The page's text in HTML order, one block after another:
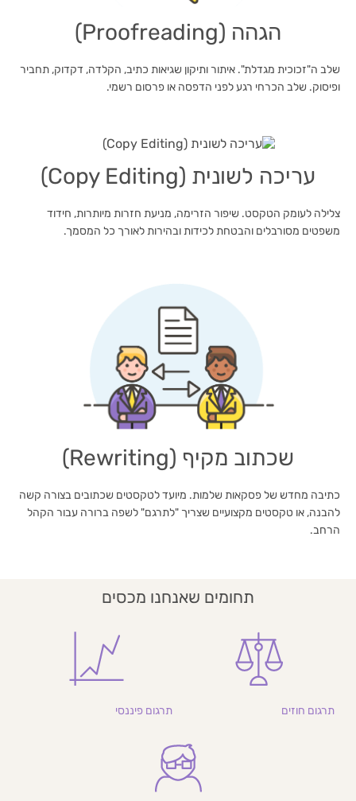
הגהה (Proofreading)
שלב ה"זכוכית מגדלת". איתור ותיקון שגיאות כתיב, הקלדה, דקדוק, תחביר
ופיסוק. שלב הכרחי רגע לפני הדפסה או פרסום רשמי.
עריכה לשונית (Copy Editing)
צלילה לעומק הטקסט. שיפור הזרימה, מניעת חזרות מיותרות, חידוד
משפטים מסורבלים והבטחת לכידות ובהירות לאורך כל המסמך.
שכתוב מקיף (Rewriting)
כתיבה מחדש של פסקאות שלמות. מיועד לטקסטים שכתובים בצורה קשה
להבנה, או טקסטים מקצועיים שצריך "לתרגם" לשפה ברורה עבור הקהל
הרחב.
תחומים שאנחנו מכסים
תרגום חוזים תרגום פיננסי